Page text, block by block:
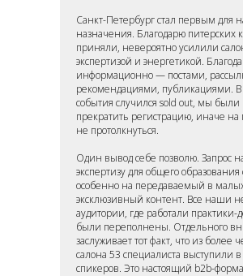
Санкт-Петербург стал первым для
назначения. Благодарю питерских
приняли, невероятно усилили
экспертизой и энергетикой.
информационно — постами,
рекомендациями, публикациями. В
события случился sold out, мы
прекратить регистрацию, иначе
не протолкнуться.
Один вывод себе позволю. Запрос
экспертизу для общего
особенно на передаваемый в
эксклюзивный контент. Все наши
аудитории, где работали практики-
были переполнены. Отдельного
заслуживает тот факт, что из более
салона 53 специалиста выступили
спикеров. Это настоящий b2b-